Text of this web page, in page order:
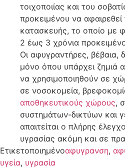
τοιχοποιίας και του
προκειμένου να
κατασκευής, το οποίο με
2 έως 3 χρόνια
Οι αφυγραντήρες, βέβαια,
μόνο όπου υπάρχει ζημιά
να χρησιμοποιηθούν σε
σε νοσοκομεία,
αποθηκευτικούς χώρους,
συστημάτων-δικτύων και
απαιτείται ο πλήρης
υγρασίας ακόμη και σε
Ετικετοποιημένοαφυγρανση,
υγεία, υγρασία